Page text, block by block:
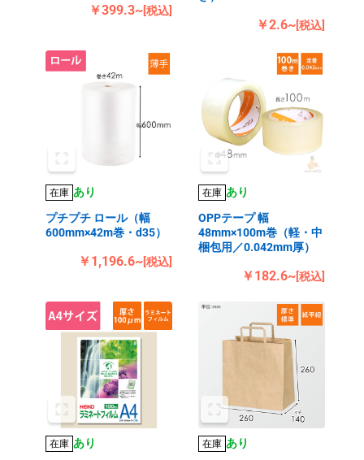
￥399.3~[税込]
￥2.6~[税込]
在庫 あり
プチプチ ロール（幅
600mm×42m巻・d35）
￥1,196.6~[税込]
在庫 あり
OPPテープ 幅
48mm×100m巻（軽・中
梱包用／0.042mm厚）
￥182.6~[税込]
在庫 あり
在庫 あり